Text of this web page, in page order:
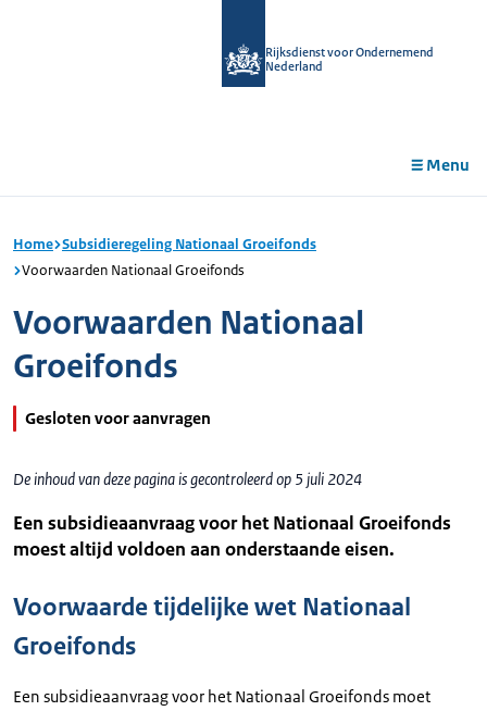
Rijksdienst voor Ondernemend
Nederland
Menu
Home Subsidieregeling Nationaal Groeifonds
Voorwaarden Nationaal Groeifonds
Voorwaarden Nationaal
Groeifonds
Gesloten voor aanvragen
De inhoud van deze pagina is gecontroleerd op 5 juli 2024
Een subsidieaanvraag voor het Nationaal Groeifonds
moest altijd voldoen aan onderstaande eisen.
Voorwaarde tijdelijke wet Nationaal
Groeifonds
Een subsidieaanvraag voor het Nationaal Groeifonds moet